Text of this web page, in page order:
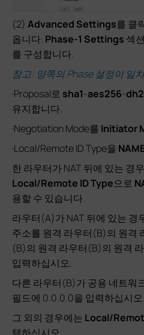
(2) Advanced Settings를 클
옵니다. Phase-1 Settings 섹
를 구성합니다.
참고: 양쪽의 Phase 설정이 일
·Proposal로 sha1-aes256-dh2
유지합니다.
·Negotiation Mode를 Initiator
·Local/Remote ID Type을
한 라우터가 NAT 뒤에 있는 경
Local/Remote ID Type으로
용할 수 있습니다.
라우터(A)가 NAT 뒤에 있는 경
주소를 원격 라우터(B)의 원격
(B)의 원격 라우터(B)의 원격
입력하십시오.
다른 라우터(B)가 공용 네트워
필드에 0.0.0.0을 입력하십시오.
그 외의 경우에는 Local/